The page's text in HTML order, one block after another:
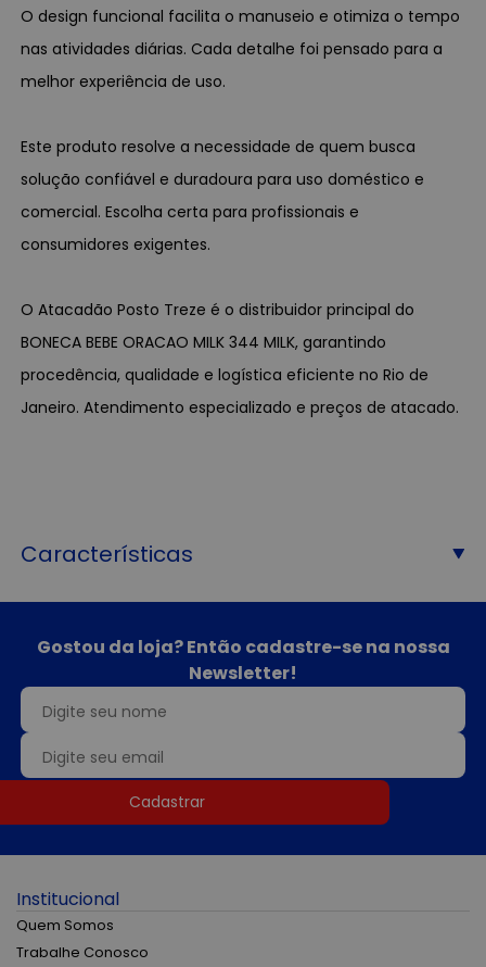
O design funcional facilita o manuseio e otimiza o tempo
nas atividades diárias. Cada detalhe foi pensado para a
melhor experiência de uso.
Este produto resolve a necessidade de quem busca
solução confiável e duradoura para uso doméstico e
comercial. Escolha certa para profissionais e
consumidores exigentes.
O Atacadão Posto Treze é o distribuidor principal do
BONECA BEBE ORACAO MILK 344 MILK, garantindo
procedência, qualidade e logística eficiente no Rio de
Janeiro. Atendimento especializado e preços de atacado.
Características
Gostou da loja? Então cadastre-se na nossa
Newsletter!
Cadastrar
Institucional
Quem Somos
Trabalhe Conosco